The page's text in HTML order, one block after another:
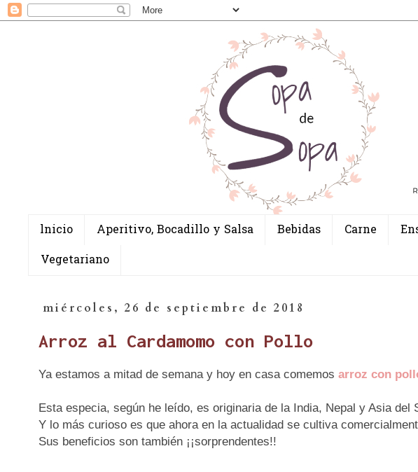
lnicio Aperitivo, Bocadillo y Salsa Bebidas Carne
Vegetariano
miércoles, 26 de septiembre de 2018
Arroz al Cardamomo con Pollo
Ya estamos a mitad de semana y hoy en casa comemos arroz con
Esta especia, según he leído, es originaria de la India, Nepal y Asia del
Y lo más curioso es que ahora en la actualidad se cultiva
Sus beneficios son también ¡¡sorprendentes!!